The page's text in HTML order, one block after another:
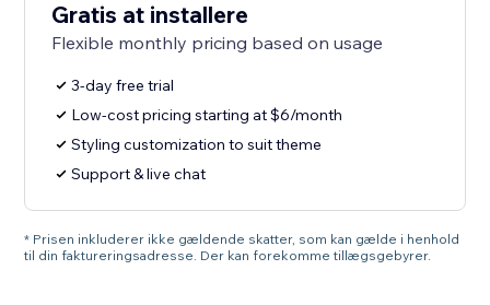
Gratis at installere
Flexible monthly pricing based on usage
3-day free trial
Low-cost pricing starting at $6/month
Styling customization to suit theme
Support & live chat
* Prisen inkluderer ikke gældende skatter, som kan gælde i henhold
til din faktureringsadresse. Der kan forekomme tillægsgebyrer.